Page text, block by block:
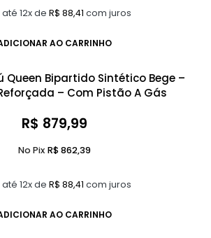
até 12x de R$ 88,41 com juros
AO CARRINHO
Queen Bipartido Sintético Bege –
– Com Pistão A Gás
R$ 879,99
até 12x de R$ 88,41 com juros
No Pix R$862,39
AO CARRINHO